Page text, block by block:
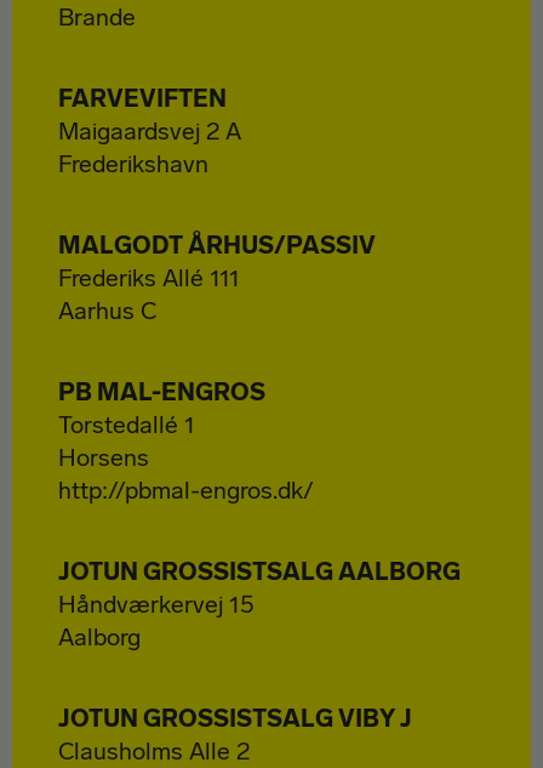
Brande
FARVEVIFTEN
Maigaardsvej 2 A
Frederikshavn
MALGODT ÅRHUS/PASSIV
Frederiks Allé 111
Aarhus C
PB MAL-ENGROS
Torstedallé 1
Horsens
http://pbmal-engros.dk/
JOTUN GROSSISTSALG AALBORG
Håndværkervej 15
Aalborg
JOTUN GROSSISTSALG VIBY J
Clausholms Alle 2